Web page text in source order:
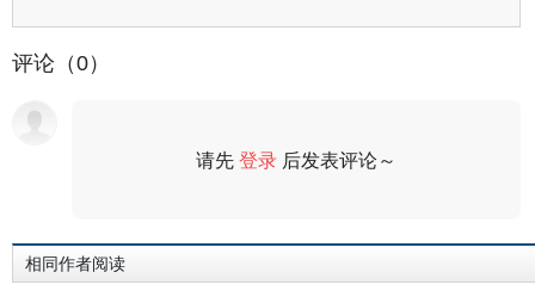
评论（0）
请先登录 后发表评论～
相同作者阅读